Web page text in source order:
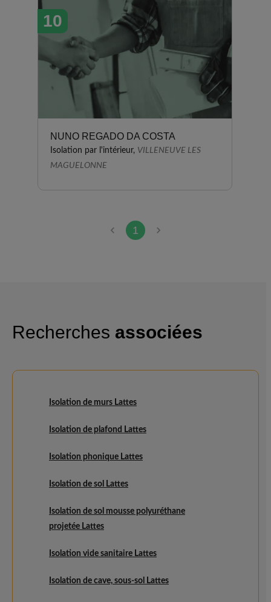
10
NUNO REGADO DA COSTA
Isolation par l'intérieur, VILLENEUVE LES
MAGUELONNE
1
Recherches associées
Isolation de murs Lattes
Isolation de plafond Lattes
Isolation phonique Lattes
Isolation de sol Lattes
Isolation de sol mousse polyuréthane
projetée Lattes
Isolation vide sanitaire Lattes
Isolation de cave, sous-sol Lattes